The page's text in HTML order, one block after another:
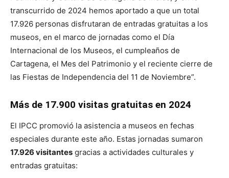
transcurrido de 2024 hemos aportado a que un total
17.926 personas disfrutaran de entradas gratuitas a los
museos, en el marco de jornadas como el Día
Internacional de los Museos, el cumpleaños de
Cartagena, el Mes del Patrimonio y el reciente cierre de
las Fiestas de Independencia del 11 de Noviembre”.
Más de 17.900 visitas gratuitas en 2024
El IPCC promovió la asistencia a museos en fechas
especiales durante este año. Estas jornadas sumaron
17.926 visitantes gracias a actividades culturales y
entradas gratuitas: